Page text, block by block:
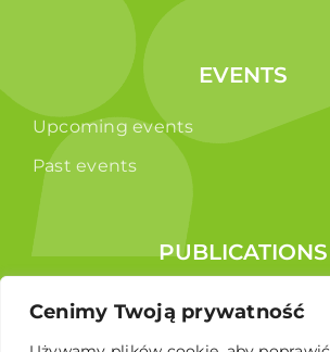
Cenimy Twoją prywatność
EVENTS
Upcoming events
Past events
PUBLICATIONS
Reports
Educational brochure